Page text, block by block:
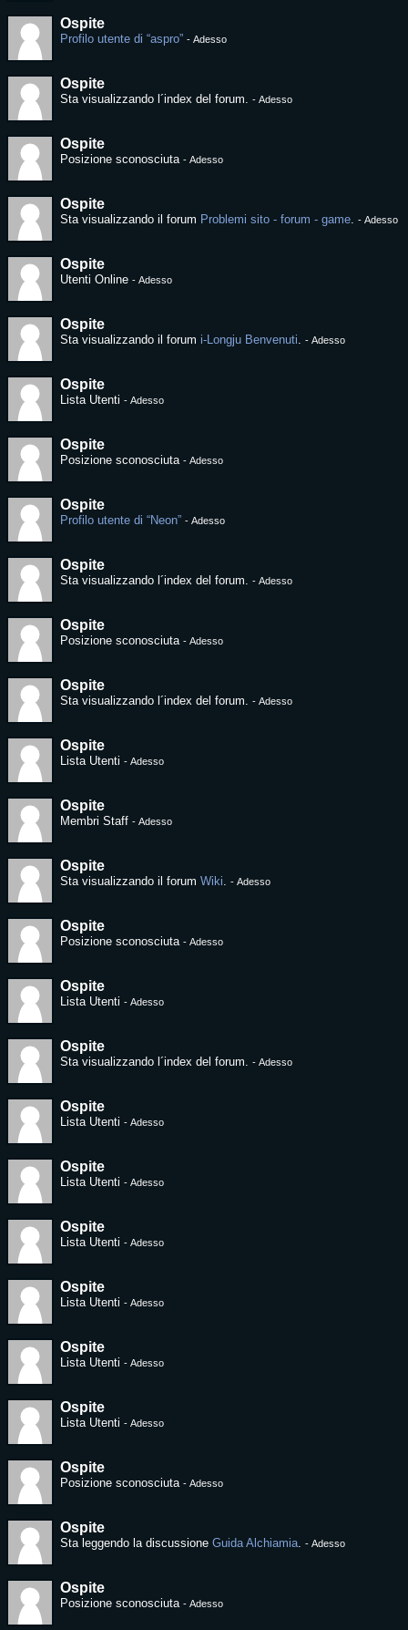
Ospite
Profilo utente di “aspro” - Adesso
Ospite
Sta visualizzando l´index del forum. - Adesso
Ospite
Posizione sconosciuta - Adesso
Ospite
Sta visualizzando il forum Problemi sito - forum - game. - Adesso
Ospite
Utenti Online - Adesso
Ospite
Sta visualizzando il forum i-Longju Benvenuti. - Adesso
Ospite
Lista Utenti - Adesso
Ospite
Posizione sconosciuta - Adesso
Ospite
Profilo utente di “Neon” - Adesso
Ospite
Sta visualizzando l´index del forum. - Adesso
Ospite
Posizione sconosciuta - Adesso
Ospite
Sta visualizzando l´index del forum. - Adesso
Ospite
Lista Utenti - Adesso
Ospite
Membri Staff - Adesso
Ospite
Sta visualizzando il forum Wiki. - Adesso
Ospite
Posizione sconosciuta - Adesso
Ospite
Lista Utenti - Adesso
Ospite
Sta visualizzando l´index del forum. - Adesso
Ospite
Lista Utenti - Adesso
Ospite
Lista Utenti - Adesso
Ospite
Lista Utenti - Adesso
Ospite
Lista Utenti - Adesso
Ospite
Lista Utenti - Adesso
Ospite
Lista Utenti - Adesso
Ospite
Posizione sconosciuta - Adesso
Ospite
Sta leggendo la discussione Guida Alchiamia. - Adesso
Ospite
Posizione sconosciuta - Adesso